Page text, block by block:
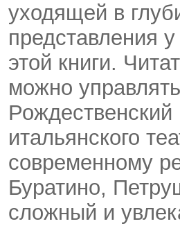
уходящей в
представления
этой книги.
можно
Рождественский
итальянского
современному
Буратино,
сложный и